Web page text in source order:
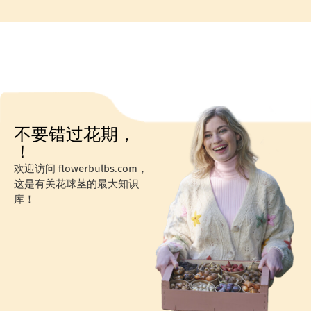
不要错过花期，
！
欢迎访问 flowerbulbs.com，
这是有关花球茎的最大知识
库！